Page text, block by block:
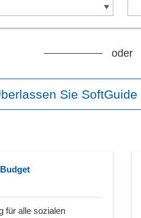
oder
Sie
für alle sozialen